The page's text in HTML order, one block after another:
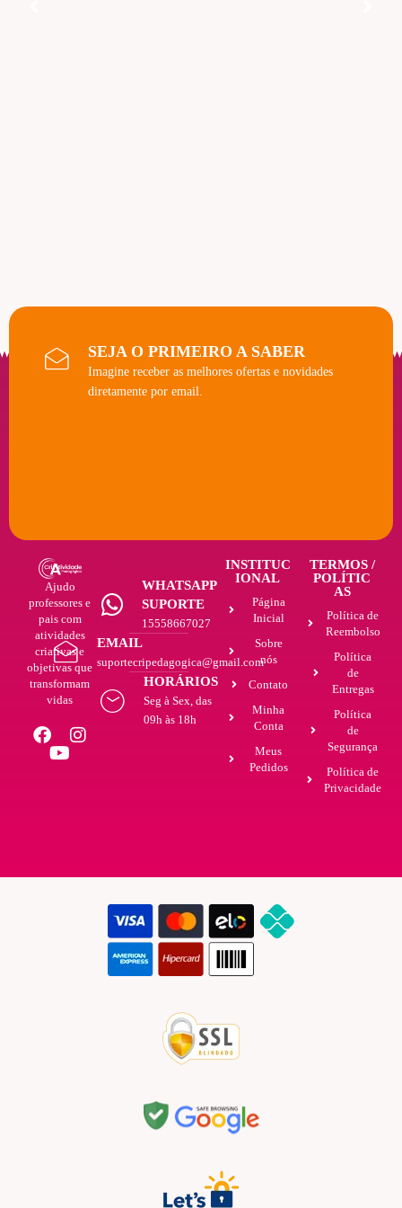
SEJA O PRIMEIRO A SABER
Imagine receber as melhores ofertas e novidades
diretamente por email.
Ajudo
professores e
pais com
atividades
criativas e
objetivas que
transformam
vidas
WHATSAPP
SUPORTE
15558667027
EMAIL
suportecripedagogica@gmail.com
HORÁRIOS
Seg à Sex, das
09h às 18h
INSTITUC
IONAL
Página
Inicial
Sobre
nós
Contato
Minha
Conta
Meus
Pedidos
TERMOS /
POLÍTIC
AS
Política de
Reembolso
Política
de
Entregas
Política
de
Segurança
Política de
Privacidade